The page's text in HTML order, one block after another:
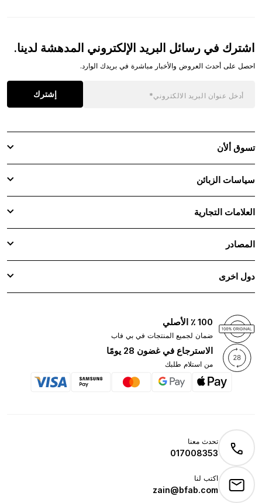
اشترك في رسائل البريد الإلكتروني المدهشة لدينا.
احصل على أحدث العروض والأخبار مباشرة في بريدك الوارد.
إشترك
تسوق ألأن
سياسات الزبائن
العلامات التجارية
المصادر
دول اخرى
100 ٪ الأصلي
ضمان لجميع المنتجات في بي فاب
الاسترجاع في غضون 28 يومًا
من استلام طلبك
تحدث معنا
017008353
اكتب لنا
zain@bfab.com